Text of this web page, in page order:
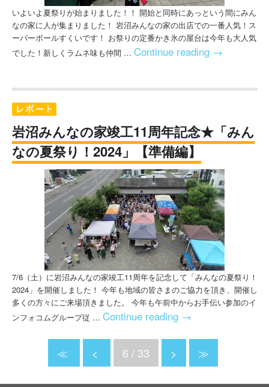
いよいよ夏祭りが始まりました！！ 開始と同時にあっという間にみん
なの家に人が集まりました！ 岩沼みんなの家の出店での一番人気！ス
ーパーボールすくいです！ お祭りの定番かき氷の屋台は今年も大人気
でした！新しくラムネ味も仲間 … Continue reading →
岩沼みんなの家竣工11周年記念★「みん
なの夏祭り！2024」【準備編】
7/6（土）に岩沼みんなの家竣工11周年を記念して「みんなの夏祭り！
2024」を開催しました！ 今年も地域の皆さまのご協力を頂き、開催し
多くの方々にご来場頂きました。 今年も午前中からお手伝い参加のイ
ンフォコムグループ従 … Continue reading →
≪ < 6 / 33 > ≫